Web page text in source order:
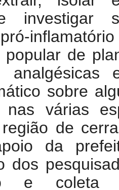
investigar
de
sobre
nas várias
de
da
dos
e coleta